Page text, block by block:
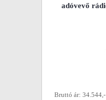
adóvevő
Bruttó ár: